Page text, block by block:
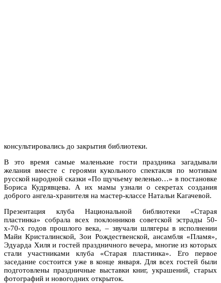
консультировались до закрытия библиотеки.
В это время самые маленькие гости праздника загадывали
желания вместе с героями кукольного спектакля по мотивам
русской народной сказки «По щучьему веленью…» в постановке
Бориса Кудрявцева. А их мамы узнали о секретах создания
доброго ангела-хранителя на мастер-классе Натальи Кагачевой.
Презентация клуба Национальной библиотеки «Старая
пластинка» собрала всех поклонников советской эстрады 50-
х-70-х годов прошлого века, – звучали шлягеры в исполнении
Майи Кристалинской, Зои Рождественской, ансамбля «Пламя»,
Эдуарда Хиля и гостей праздничного вечера, многие из которых
стали участниками клуба «Старая пластинка». Его первое
заседание состоится уже в конце января. Для всех гостей были
подготовлены праздничные выставки книг, украшений ,старых
фотографий и новогодних открыток.